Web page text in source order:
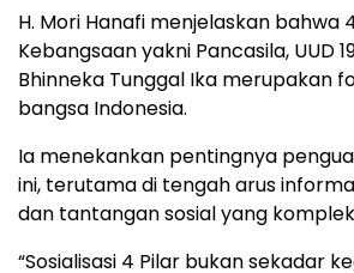
H. Mori Hanafi menjelaskan bahwa
Kebangsaan yakni Pancasila, UUD
Bhinneka Tunggal Ika merupakan
bangsa Indonesia.
Ia menekankan pentingnya
ini, terutama di tengah arus
dan tantangan sosial yang
“Sosialisasi 4 Pilar bukan sekadar